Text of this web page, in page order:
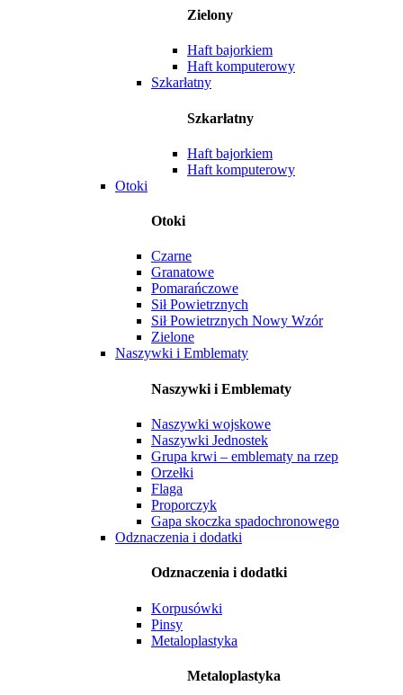
Zielony
Haft bajorkiem
Haft komputerowy
Szkarłatny
Szkarłatny
Haft bajorkiem
Haft komputerowy
Otoki
Otoki
Czarne
Granatowe
Pomarańczowe
Sił Powietrznych
Sił Powietrznych Nowy Wzór
Zielone
Naszywki i Emblematy
Naszywki i Emblematy
Naszywki wojskowe
Naszywki Jednostek
Grupa krwi – emblematy na rzep
Orzełki
Flaga
Proporczyk
Gapa skoczka spadochronowego
Odznaczenia i dodatki
Odznaczenia i dodatki
Korpusówki
Pinsy
Metaloplastyka
Metaloplastyka